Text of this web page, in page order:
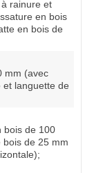
rainure et
en bois
en bois de
mm (avec
et languette de
bois de 100
de 25 mm